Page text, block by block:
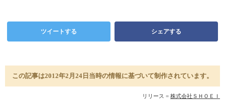
ツイートする シェアする
この記事は2012年2月24日当時の情報に基づいて制作されています。
リリース = 株式会社ＳＨＯＥＩ